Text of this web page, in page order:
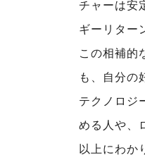
チャーは安
ギーリター
この相補的
も、自分の
テクノロジ
める人や、
以上にわか